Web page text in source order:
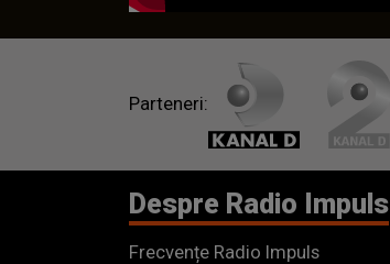
Parteneri:
Despre Radio Impuls
Frecvențe Radio Impuls